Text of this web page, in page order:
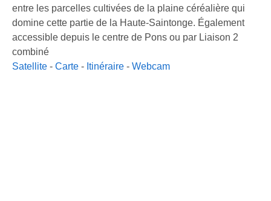
entre les parcelles cultivées de la plaine céréalière qui
domine cette partie de la Haute-Saintonge. Également
accessible depuis le centre de Pons ou par Liaison 2
combiné
Satellite - Carte - Itinéraire - Webcam